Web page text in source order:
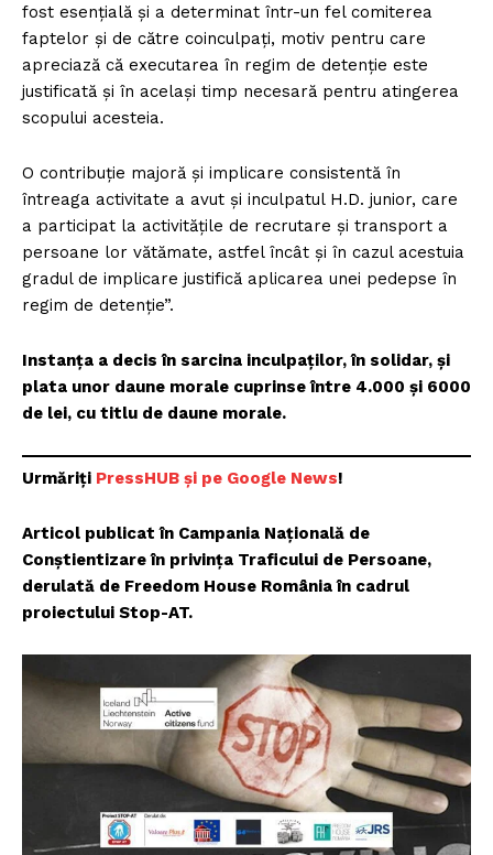
fost esențială și a determinat într-un fel comiterea
faptelor și de către coinculpați, motiv pentru care
apreciază că executarea în regim de detenție este
justificată și în același timp necesară pentru atingerea
scopului acesteia.
O contribuție majoră și implicare consistentă în
întreaga activitate a avut și inculpatul H.D. junior, care
a participat la activitățile de recrutare și transport a
persoane lor vătămate, astfel încât și în cazul acestuia
gradul de implicare justifică aplicarea unei pedepse în
regim de detenție”.
Instanța a decis în sarcina inculpaților, în solidar, și
plata unor daune morale cuprinse între 4.000 și 6000
de lei, cu titlu de daune morale.
Urmăriți PressHUB și pe Google News!
Articol publicat în Campania Națională de
Conștientizare în privința Traficului de Persoane,
derulată de Freedom House România în cadrul
proiectului Stop-AT.